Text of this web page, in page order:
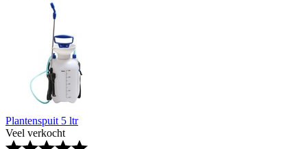
Plantenspuit 5 ltr
Veel verkocht